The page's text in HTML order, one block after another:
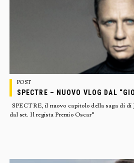
POST
SPECTRE – NUOVO VLOG DAL
SPECTRE, il nuovo capitolo della saga di di
dal set. Il regista Premio Oscar®